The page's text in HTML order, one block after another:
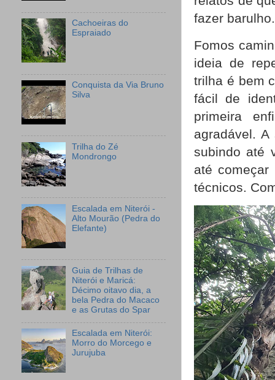
fazer barulho.
Fomos
ideia de
trilha é bem
fácil de
primeira
agradável.
subindo até
até
técnicos.
Cachoeiras do
Espraiado
Conquista da Via Bruno
Silva
Trilha do Zé
Mondrongo
Escalada em Niterói -
Alto Mourão (Pedra do
Elefante)
Guia de Trilhas de
Niterói e Maricá:
Décimo oitavo dia, a
bela Pedra do Macaco
e as Grutas do Spar
Escalada em Niterói:
Morro do Morcego e
Jurujuba